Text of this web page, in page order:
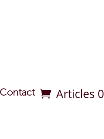
Contact Articles 0